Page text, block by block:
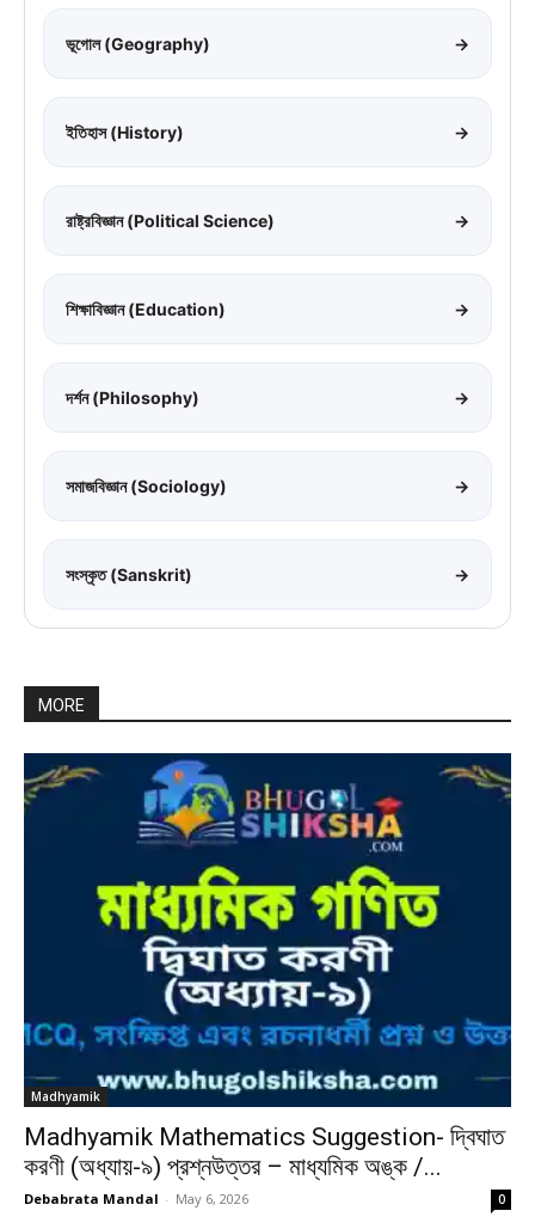
ভূগোল (Geography) →
ইতিহাস (History) →
রাষ্ট্রবিজ্ঞান (Political Science) →
শিক্ষাবিজ্ঞান (Education) →
দর্শন (Philosophy) →
সমাজবিজ্ঞান (Sociology) →
সংস্কৃত (Sanskrit) →
MORE
Madhyamik
Madhyamik Mathematics Suggestion- দ্বিঘাত
করণী (অধ্যায়-৯) প্রশ্নউত্তর – মাধ্যমিক অঙ্ক /...
Debabrata Mandal - May 6, 2026 0